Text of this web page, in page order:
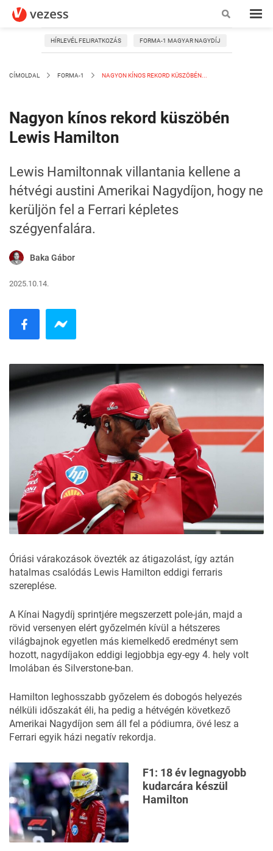
HÍRLEVÉL FELIRATKOZÁS FORMA-1 MAGYAR NAGYDÍJ
CÍMOLDAL FORMA-1 NAGYON KÍNOS REKORD KÜSZÖBÉN...
Nagyon kínos rekord küszöbén
Lewis Hamilton
Lewis Hamiltonnak villantania kellene a
hétvégi austini Amerikai Nagydíjon, hogy ne
kerüljön fel a Ferrari képletes
szégyenfalára.
Baka Gábor
2025.10.14.
Óriási várakozások övezték az átigazolást, így aztán
hatalmas csalódás Lewis Hamilton eddigi ferraris
szereplése.
A Kínai Nagydíj sprintjére megszerzett pole-ján, majd a
rövid versenyen elért győzelmén kívül a hétszeres
világbajnok egyetlen más kiemelkedő eredményt sem
hozott, nagydíjakon eddigi legjobbja egy-egy 4. hely volt
Imolában és Silverstone-ban.
Hamilton leghosszabb győzelem és dobogós helyezés
nélküli időszakát éli, ha pedig a hétvégén következő
Amerikai Nagydíjon sem áll fel a pódiumra, övé lesz a
Ferrari egyik házi negatív rekordja.
F1: 18 év legnagyobb
kudarcára készül
Hamilton